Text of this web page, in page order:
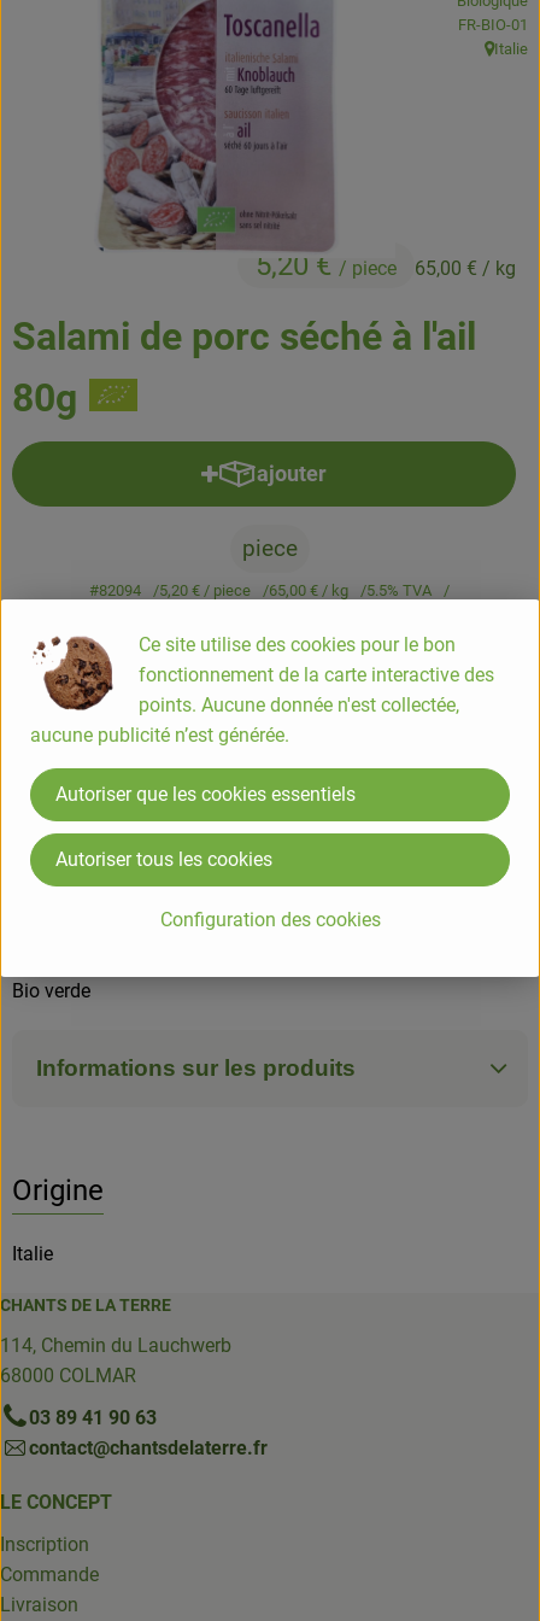
Accessoires et divers
Cosmétique et hygiène
C'est nous
Pour vous
Salami de porc séché à l'ail
80g
5,20 € / piece 65,00 € / kg
, Autorité
FR-BIO-01
,
Italie
ajouter
Ajouter le produit au panier
piece
#82094 5,20 €/ piece 65,00 €/ kg
5.5% TVA
Info Origine
Info
Salami de porc séché à l'air 80g
COMPOSITION
Porc*, sel marin, ail* (0,2%), poivre*, muscade
Bio verde
Informations sur les produits
Origine
Italie
CHANTS DE LA TERRE
114, Chemin du Lauchwerb
68000 COLMAR
03 89 41 90 63
contact@chantsdelaterre.fr
LE CONCEPT
Inscription
Commande
Livraison
Ce site utilise des cookies pour le bon
fonctionnement de la carte interactive des
points. Aucune donnée n'est collectée,
aucune publicité n’est générée.
Configuration des cookies
Autoriser que les cookies essentiels
Autoriser tous les cookies